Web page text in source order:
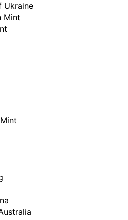
Ukraine
Mint